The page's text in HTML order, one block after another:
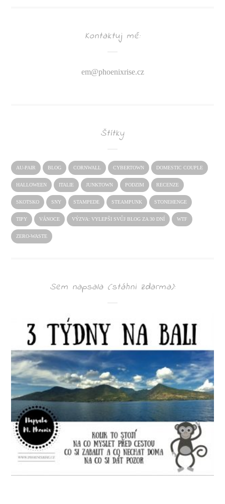
Kontaktuj mě:
em@phoenixrise.cz
Štítky
AU-PAIR BLOG CORNWALL CYBERTOWN DOMESTIC COUPLE
HALLOWEEN ITALIE JUNKTOWN PODZIM RECENZE
SKOTSKO SNY STAMPEDE STEAMPUNK STONEHENGE
TIPY VÁNOCE VÝZVA: VYLEPŠI SVŮJ BLOG ZA 30 DNÍ WTF
ZERO-WASTE
Sem napsala (stáhni zdarma):